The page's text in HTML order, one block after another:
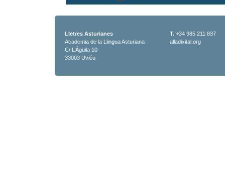
Lletres Asturianes
Academia de la Llingua Asturiana
C/ L’Águila 10
33003 Uviéu
T. +34 985 211 837
alladixital.org